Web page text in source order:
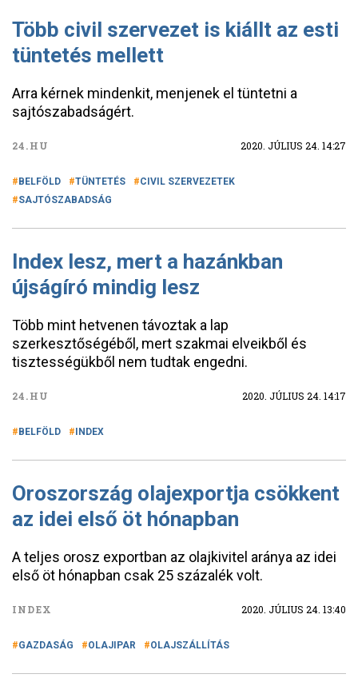
Több civil szervezet is kiállt az esti
tüntetés mellett
Arra kérnek mindenkit, menjenek el tüntetni a
sajtószabadságért.
24.HU 2020. JÚLIUS 24. 14:27
BELFÖLD TÜNTETÉS
CIVIL SZERVEZETEK
SAJTÓSZABADSÁG
Index lesz, mert a hazánkban
újságíró mindig lesz
Több mint hetvenen távoztak a lap
szerkesztőségéből, mert szakmai elveikből és
tisztességükből nem tudtak engedni.
24.HU 2020. JÚLIUS 24. 14:17
BELFÖLD INDEX
Oroszország olajexportja csökkent
az idei első öt hónapban
A teljes orosz exportban az olajkivitel aránya az idei
első öt hónapban csak 25 százalék volt.
INDEX 2020. JÚLIUS 24. 13:40
GAZDASÁG OLAJIPAR OLAJSZÁLLÍTÁS